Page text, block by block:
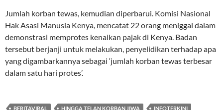
Jumlah korban tewas, kemudian diperbarui. Komisi Nasional
Hak Asasi Manusia Kenya, mencatat 22 orang meniggal dalam
demonstrasi memprotes kenaikan pajak di Kenya. Badan
tersebut berjanji untuk melakukan, penyelidikan terhadap apa
yang digambarkannya sebagai ‘jumlah korban tewas terbesar
dalam satu hari protes’.
BERITAVIRAL HINGGA TELAN KORBAN JIWA INFOTERKINI